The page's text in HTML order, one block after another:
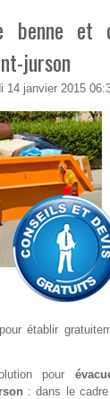
benne et
jurson
14 janvier 2015
établir
pour
: dans le